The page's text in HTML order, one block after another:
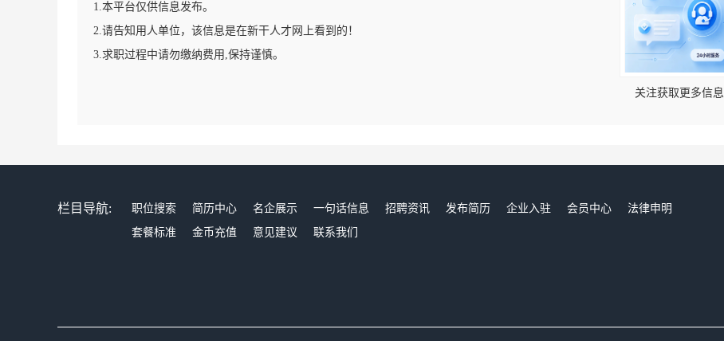
1.本平台仅供信息发布。
2.请告知用人单位，该信息是在新干人才网上看到的！
3.求职过程中请勿缴纳费用,保持谨慎。
关注获取更多信息
栏目导航: 职位搜索 简历中心 名企展示 一句话信息 招聘资讯 发布简历 企业入驻 会员中心
法律申明
套餐标准
金币充值 意见建议 联系我们